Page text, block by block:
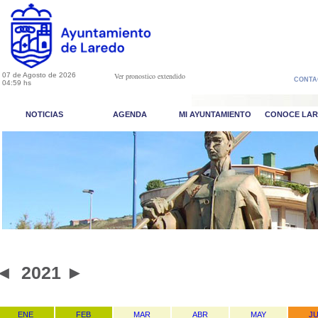
07 de Agosto de 2026
04:59 hs
Ver pronostico extendido
NOTICIAS AGENDA MI AYUNTAMIENTO CONOCE
2021 ►
ENE FEB MAR ABR MAY